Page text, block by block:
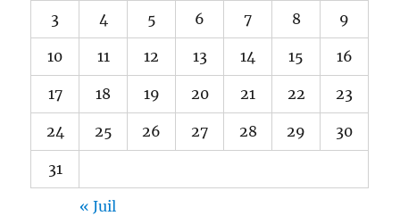
3 4 5 6 7 8 9
10 11 12 13 14 15 16
17 18 19 20 21 22 23
24 25 26 27 28 29 30
31
« Juil